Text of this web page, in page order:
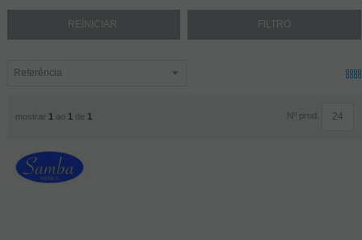
mostrar 1 ao 1 de 1 Nº prod.